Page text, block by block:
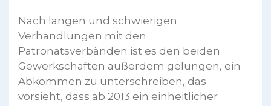
Nach langen und schwierigen
Verhandlungen mit den
Patronatsverbänden ist es den beiden
Gewerkschaften außerdem gelungen, ein
Abkommen zu unterschreiben, das
vorsieht, dass ab 2013 ein einheitlicher